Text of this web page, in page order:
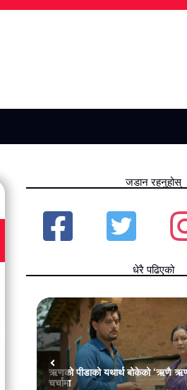
जडान रहनुहोस्
धेरै पढिएको
ऋणको पीडाको यथार्थ बोकेको ‘ऋणै
चर्चामा